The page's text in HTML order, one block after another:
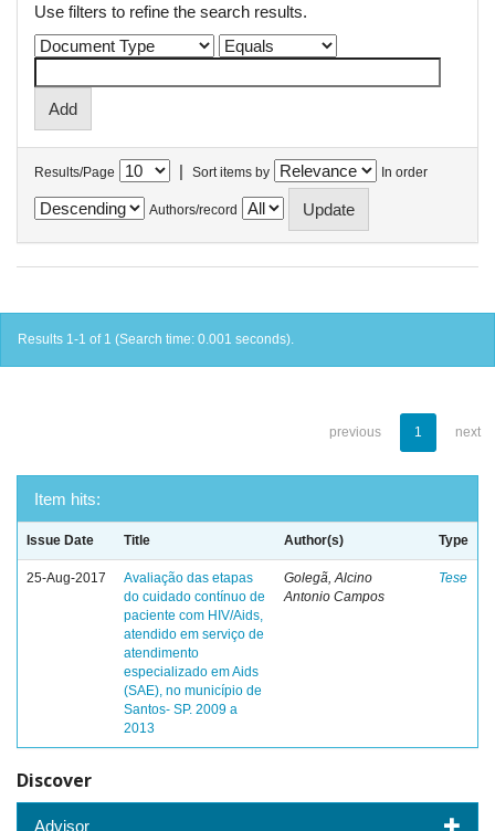
Use filters to refine the search results.
Results/Page | Sort items by In order
Authors/record
Results 1-1 of 1 (Search time: 0.001 seconds).
previous 1 next
Item hits:
Issue Date Title Author(s) Type
25-Aug-2017
Avaliação das etapas
do cuidado contínuo de
paciente com HIV/Aids,
atendido em serviço de
atendimento
especializado em Aids
(SAE), no município de
Santos- SP. 2009 a
2013
Golegã, Alcino
Antonio Campos
Tese
Discover
Advisor